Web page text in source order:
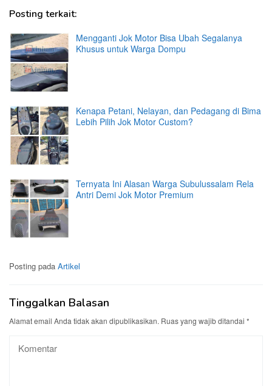
Posting terkait:
Mengganti Jok Motor Bisa Ubah Segalanya
Khusus untuk Warga Dompu
Kenapa Petani, Nelayan, dan Pedagang di Bima
Lebih Pilih Jok Motor Custom?
Ternyata Ini Alasan Warga Subulussalam Rela
Antri Demi Jok Motor Premium
Posting pada Artikel
Tinggalkan Balasan
Alamat email Anda tidak akan dipublikasikan. Ruas yang wajib ditandai *